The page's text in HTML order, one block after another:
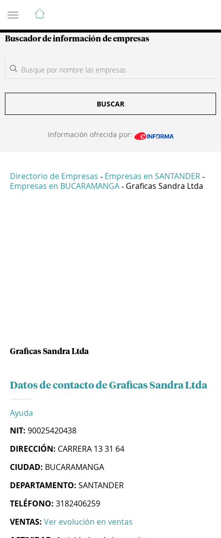
Guía de Empresas Colombianas
Buscador de información de empresas
BUSCAR
Información ofrecida por:
Directorio de Empresas - Empresas en SANTANDER -
Empresas en BUCARAMANGA - Graficas Sandra Ltda
Graficas Sandra Ltda
Datos de contacto de Graficas Sandra Ltda
Ayuda
NIT: 90025420438
DIRECCIÓN: CARRERA 13 31 64
CIUDAD: BUCARAMANGA
DEPARTAMENTO: SANTANDER
TELÉFONO: 3182406259
VENTAS: Ver evolución en ventas